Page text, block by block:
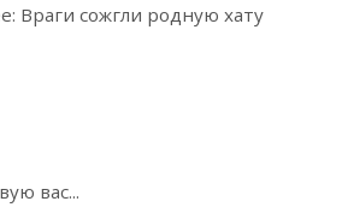
Враги сожгли родную хату
вас...